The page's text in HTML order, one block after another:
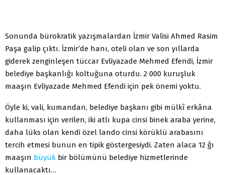
Sonunda bürokratik yazışmalardan İzmir Valisi Ahmed Rasim
Paşa galip çıktı. İzmir’de hanı, oteli olan ve son yıllarda
giderek zenginleşen tüccar Evliyazade Mehmed Efendi, İzmir
belediye başkanlığı koltuğuna oturdu. 2 000 kuruşluk
maaşın Evliyazade Mehmed Efendi için pek önemi yoktu.
Öyle ki, vali, kumandan, belediye başkanı gibi mülkî erkâna
kullanması için verilen, iki atlı kupa cinsi binek araba yerine,
daha lüks olan kendi özel lando cinsi körüklü arabasını
tercih etmesi bunun en tipik göstergesiydi. Zaten alaca 12 ğı
maaşın büyük bir bölümünü belediye hizmetlerinde
kullanacaktı…